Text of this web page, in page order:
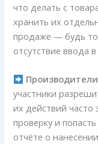
что делать с
хранить их
продаже — будь
отсутствие ввода
участники
их действий часто
проверку и
отчёте о